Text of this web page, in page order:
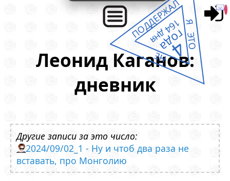
Леонид Каганов:
дневник
Другие записи за это число:
2024/09/02_1 - Ну и чтоб два раза не
вставать, про Монголию
Я ЭТО
НЕ
ПОДДЕРЖАЛ
4
года
164 дня